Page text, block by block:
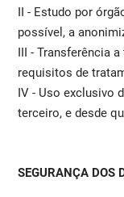
II - Estudo por
possível, a
III - Transferência
requisitos de
IV - Uso exclusivo
terceiro, e desde
SEGURANÇA DOS